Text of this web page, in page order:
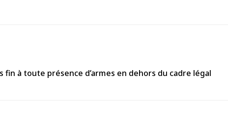
fin à toute présence d’armes en dehors du cadre légal